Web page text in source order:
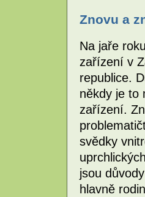
Znovu a
Na jaře
zařízení v
republice.
někdy je to
zařízení.
svědky
jsou
hlavně